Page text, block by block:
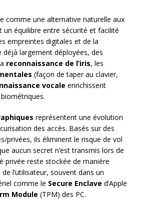
comme une alternative naturelle aux
équilibre entre sécurité et facilité
empreintes digitales et de la
déjà largement déployées, des
reconnaissance de l’iris, les
(façon de taper au clavier,
vocale enrichissent
représentent une évolution
des accès. Basés sur des
privées, ils éliminent le risque de vol
aucun secret n’est transmis lors de
privée reste stockée de manière
de l’utilisateur, souvent dans un
comme le Secure Enclave d’Apple
Module (TPM) des PC.